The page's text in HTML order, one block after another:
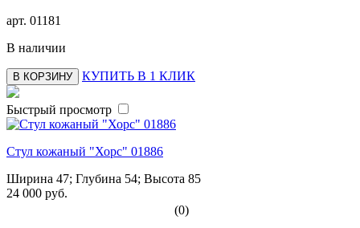
арт. 01181
В наличии
В КОРЗИНУ КУПИТЬ В 1 КЛИК
Быстрый просмотр
Стул кожаный "Хорс" 01886
Ширина 47; Глубина 54; Высота 85
24 000 руб.
(0)